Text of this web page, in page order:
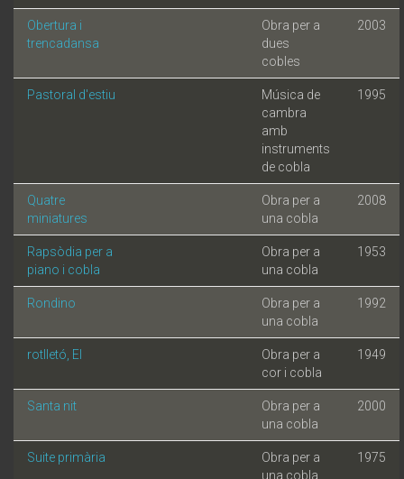
Obertura i
trencadansa
Obra per a
dues
cobles
2003
Pastoral d'estiu
Música de
cambra
amb
instruments
de cobla
1995
Quatre
miniatures
Obra per a
una cobla
2008
Rapsòdia per a
piano i cobla
Obra per a
una cobla
1953
Rondino
Obra per a
una cobla
1992
rotlletó, El
Obra per a
cor i cobla
1949
Santa nit
Obra per a
una cobla
2000
Suite primària
Obra per a
una cobla
1975